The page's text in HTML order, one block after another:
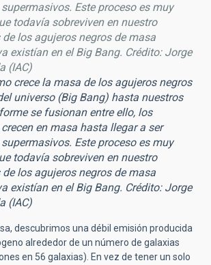
Este proceso es muy
todavía sobreviven en nuestro
los agujeros negros de masa
existían en el Big Bang. Crédito: Jorge
(IAC)
crece la masa de los agujeros negros
universo (Big Bang) hasta nuestros
se fusionan entre ello, los
en masa hasta llegar a ser
Este proceso es muy
todavía sobreviven en nuestro
los agujeros negros de masa
existían en el Big Bang. Crédito: Jorge
(IAC)
descubrimos una débil emisión producida
alrededor de un número de galaxias
en 56 galaxias). En vez de tener un solo